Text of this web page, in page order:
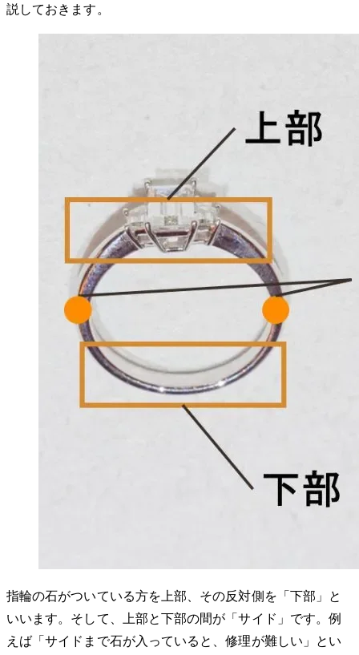
説しておきます。
指輪の石がついている方を上部、その反対側を「下部」と
いいます。そして、上部と下部の間が「サイド」です。例
えば「サイドまで石が入っていると、修理が難しい」とい